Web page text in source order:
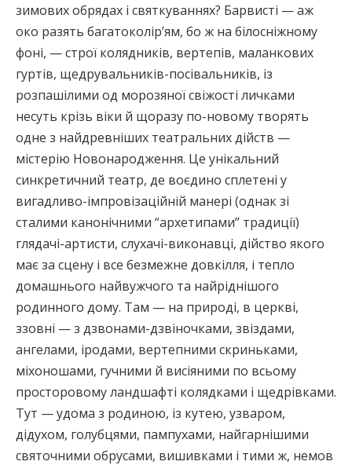
зимових обрядах і святкуваннях? Барвисті — аж
око разять багатоколір’ям, бо ж на білосніжному
фоні, — строї колядників, вертепів, маланкових
гуртів, щедрувальників-посівальників, із
розпашілими од морозяної свіжості личками
несуть крізь віки й щоразу по-новому творять
одне з найдревніших театральних дійств —
містерію Новонародження. Це унікальний
синкретичний театр, де воєдино сплетені у
вигадливо-імпровізаційній манері (однак зі
сталими канонічними “архетипами” традиції)
глядачі-артисти, слухачі-виконавці, дійство якого
має за сцену і все безмежне довкілля, і тепло
домашнього найвужчого та найріднішого
родинного дому. Там — на природі, в церкві,
ззовні — з дзвонами-дзвіночками, звіздами,
ангелами, іродами, вертепними скриньками,
міхоношами, гучними й висіяними по всьому
просторовому ландшафті колядками і щедрівками.
Тут — удома з родиною, із кутею, узваром,
дідухом, голубцями, пампухами, найгарнішими
святочними обрусами, вишивками і тими ж, немов